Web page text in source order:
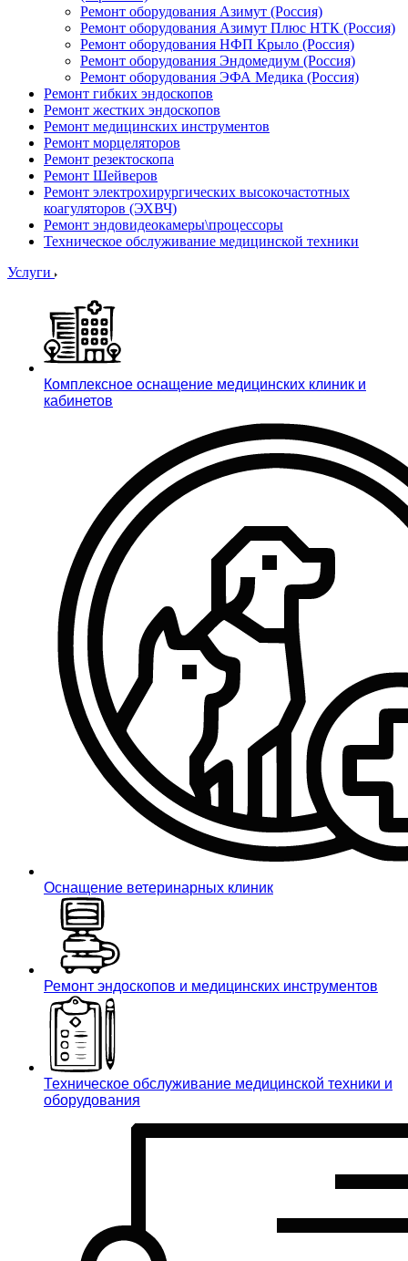
Ремонт оборудования Азимут (Россия)
Ремонт оборудования Азимут Плюс НТК (Россия)
Ремонт оборудования НФП Крыло (Россия)
Ремонт оборудования Эндомедиум (Россия)
Ремонт оборудования ЭФА Медика (Россия)
Ремонт гибких эндоскопов
Ремонт жестких эндоскопов
Ремонт медицинских инструментов
Ремонт морцеляторов
Ремонт резектоскопа
Ремонт Шейверов
Ремонт электрохирургических высокочастотных
коагуляторов (ЭХВЧ)
Ремонт эндовидеокамеры\процессоры
Техническое обслуживание медицинской техники
Услуги
Комплексное оснащение медицинских клиник и
кабинетов
Оснащение ветеринарных клиник
Ремонт эндоскопов и медицинских инструментов
Техническое обслуживание медицинской техники и
оборудования